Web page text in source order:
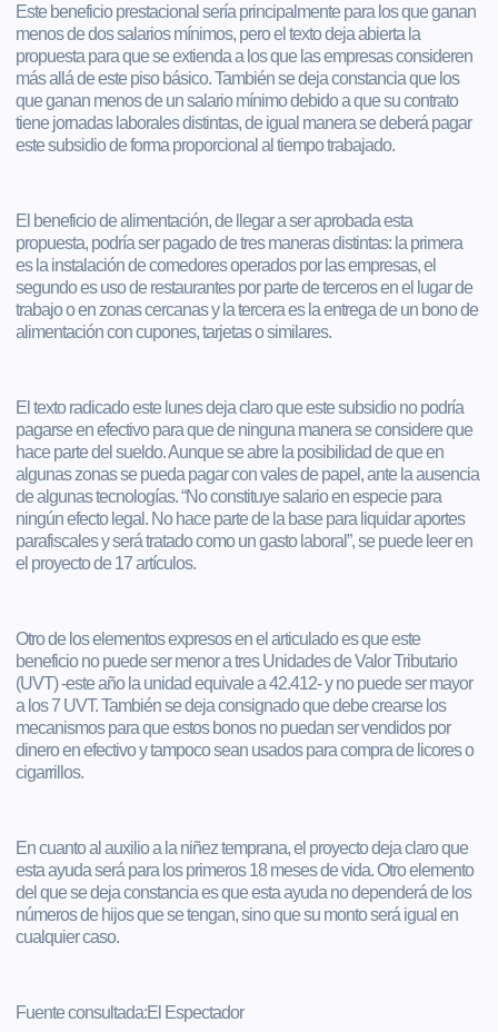
Este beneficio prestacional sería principalmente para los que ganan
menos de dos salarios mínimos, pero el texto deja abierta la
propuesta para que se extienda a los que las empresas consideren
más allá de este piso básico. También se deja constancia que los
que ganan menos de un salario mínimo debido a que su contrato
tiene jornadas laborales distintas, de igual manera se deberá pagar
este subsidio de forma proporcional al tiempo trabajado.
El beneficio de alimentación, de llegar a ser aprobada esta
propuesta, podría ser pagado de tres maneras distintas: la primera
es la instalación de comedores operados por las empresas, el
segundo es uso de restaurantes por parte de terceros en el lugar de
trabajo o en zonas cercanas y la tercera es la entrega de un bono de
alimentación con cupones, tarjetas o similares.
El texto radicado este lunes deja claro que este subsidio no podría
pagarse en efectivo para que de ninguna manera se considere que
hace parte del sueldo. Aunque se abre la posibilidad de que en
algunas zonas se pueda pagar con vales de papel, ante la ausencia
de algunas tecnologías. “No constituye salario en especie para
ningún efecto legal. No hace parte de la base para liquidar aportes
parafiscales y será tratado como un gasto laboral”, se puede leer en
el proyecto de 17 artículos.
Otro de los elementos expresos en el articulado es que este
beneficio no puede ser menor a tres Unidades de Valor Tributario
(UVT) -este año la unidad equivale a 42.412- y no puede ser mayor
a los 7 UVT. También se deja consignado que debe crearse los
mecanismos para que estos bonos no puedan ser vendidos por
dinero en efectivo y tampoco sean usados para compra de licores o
cigarrillos.
En cuanto al auxilio a la niñez temprana, el proyecto deja claro que
esta ayuda será para los primeros 18 meses de vida. Otro elemento
del que se deja constancia es que esta ayuda no dependerá de los
números de hijos que se tengan, sino que su monto será igual en
cualquier caso.
Fuente consultada:El Espectador